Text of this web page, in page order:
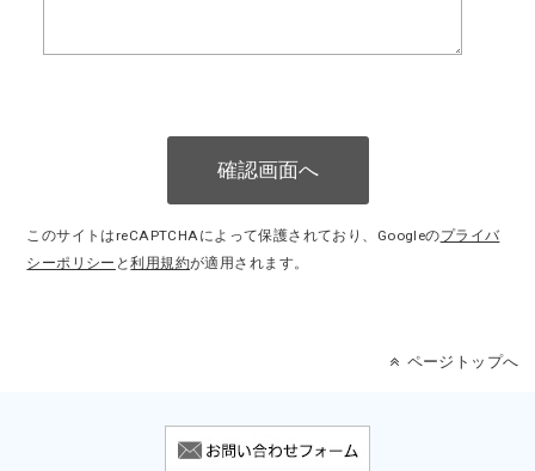
このサイトはreCAPTCHAによって保護されており、Googleのプライバ
シーポリシー と利用規約が適用されます。
ページトップへ